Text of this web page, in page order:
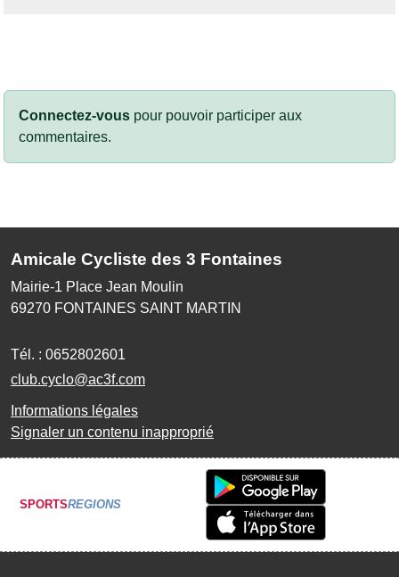
Connectez-vous pour pouvoir participer aux
commentaires.
Amicale Cycliste des 3 Fontaines
Mairie-1 Place Jean Moulin
69270 FONTAINES SAINT MARTIN
Tél. : 0652802601
club.cyclo@ac3f.com
Informations légales
Signaler un contenu inapproprié
SPORTSREGIONS